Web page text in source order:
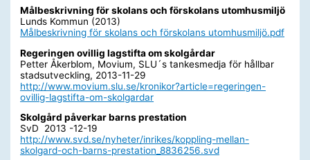
Målbeskrivning för skolans och förskolans utomhusmiljö
Lunds Kommun (2013)
Målbeskrivning för skolans och förskolans utomhusmiljö.pdf
Regeringen ovillig lagstifta om skolgårdar
Petter Åkerblom, Movium, SLU´s tankesmedja för hållbar
stadsutveckling, 2013-11-29
http://www.movium.slu.se/kronikor?article=regeringen-
ovillig-lagstifta-om-skolgardar
Skolgård påverkar barns prestation
SvD 2013 -12-19
http://www.svd.se/nyheter/inrikes/koppling-mellan-
skolgard-och-barns-prestation_8836256.svd